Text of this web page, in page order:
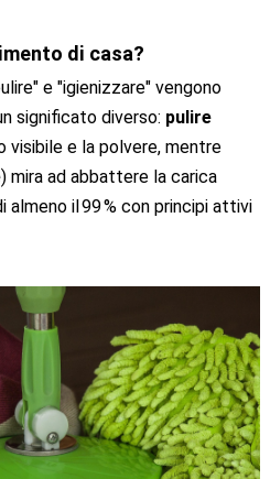
di casa?
e "igienizzare" vengono
significato diverso: pulire
visibile e la polvere, mentre
) mira ad abbattere la carica
almeno il 99 % con principi attivi